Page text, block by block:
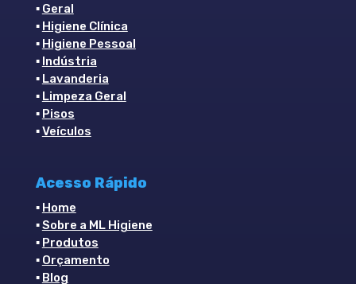
▪ Geral
▪ Higiene Clínica
▪ Higiene Pessoal
▪ Indústria
▪ Lavanderia
▪ Limpeza Geral
▪ Pisos
▪Veículos
Acesso Rápido
▪ Home
▪Sobre a ML Higiene
▪ Produtos
▪ Orçamento
▪ Blog